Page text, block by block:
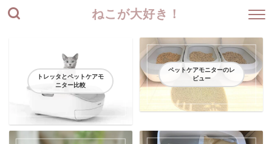
ねこが大好き！
トレッタとペットケアモ
ニター比較
ペットケアモニターのレ
ビュー